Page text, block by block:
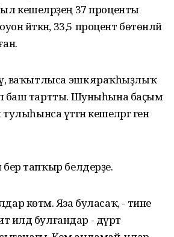
кешеләрҙең 37 проценты
әйткән, 33,5 процент бөтөнләй
ваҡытлыса эшкә яраҡһыҙлыҡ
баш тартты. Шуныһына баҫым
үтәгән кешеләргә генә
бер тапҡыр белдерҙе.
көтәм. Яза буласаҡ, - тине
илдә булғандар - дүрт